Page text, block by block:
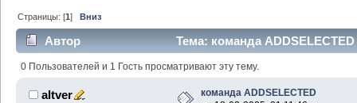
Страницы: [1]Вниз
Автор Тема: команда
0 Пользователей и 1 Гость просматривают эту тему.
altver
команда ADDSELECTED